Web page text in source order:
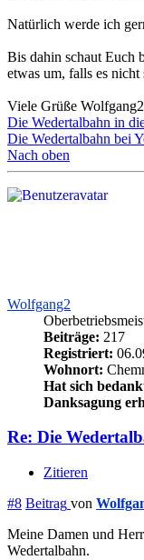
Natürlich werde ich
Bis dahin schaut Euch
etwas um, falls es nicht
Viele Grüße Wolfgang2
Die Wedertalbahn in
Die Wedertalbahn bei
Nach oben
Wolfgang2
Beiträge: 217
Registriert:
Wohnort:
Hat sich
Danksagung
Re: Die
Zitieren
#8 Beitrag von
Meine Damen und
Wedertalbahn.